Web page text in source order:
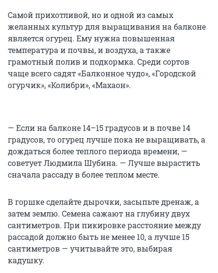
Самой прихотливой, но и одной из самых
желанных культур для выращивания на балконе
является огурец. Ему нужна повышенная
температура и почвы, и воздуха, а также
грамотный полив и подкормка. Среди сортов
чаще всего садят «Балконное чудо», «Городской
огурчик», «Колибри», «Махаон».
— Если на балконе 14–15 градусов и в почве 14
градусов, то огурец лучше пока не выращивать, а
дождаться более теплого периода времени, —
советует Людмила Шубина. — Лучше вырастить
сначала рассаду в более теплом месте.
В горшке сделайте дырочки, засыпьте дренаж, а
затем землю. Семена сажают на глубину двух
сантиметров. При пикировке расстояние между
рассадой должно быть не менее 10, а лучше 15
сантиметров — учитывайте это, выбирая
кадушку.